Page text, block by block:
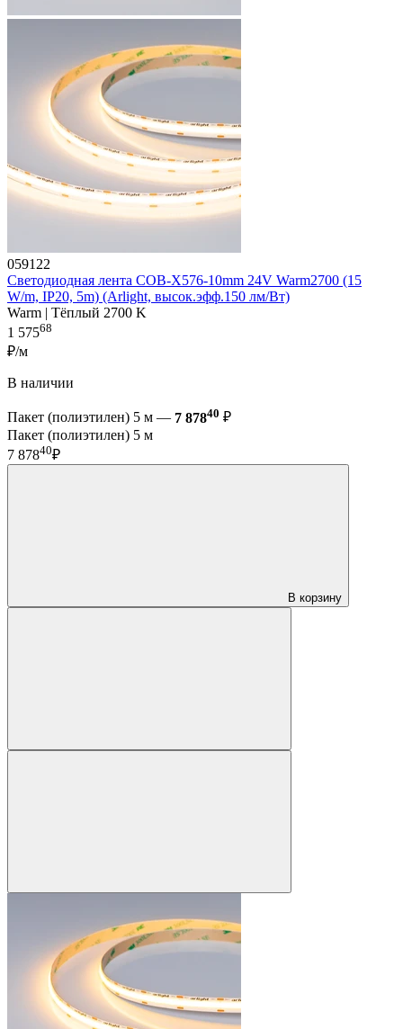
059122
Светодиодная лента COB-X576-10mm 24V Warm2700 (15
W/m, IP20, 5m) (Arlight, высок.эфф.150 лм/Вт)
Warm | Тёплый 2700 K
1 57568
₽/м
В наличии
Пакет (полиэтилен) 5 м — 7 87840 ₽
Пакет (полиэтилен) 5 м
7 87840₽
В корзину